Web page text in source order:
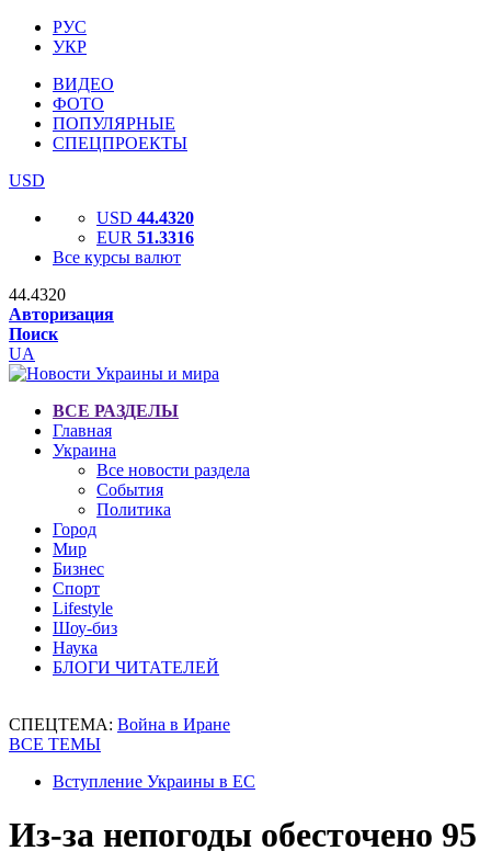
РУС
УКР
ВИДЕО
ФОТО
ПОПУЛЯРНЫЕ
СПЕЦПРОЕКТЫ
USD
USD 44.4320
EUR 51.3316
Все курсы валют
44.4320
Авторизация
Поиск
UA
ВСЕ РАЗДЕЛЫ
Главная
Украина
Все новости раздела
События
Политика
Город
Мир
Бизнес
Спорт
Lifestyle
Шоу-биз
Наука
БЛОГИ ЧИТАТЕЛЕЙ
СПЕЦТЕМА: Война в Иране
ВСЕ ТЕМЫ
Вступление Украины в ЕС
Из-за непогоды обесточено 95